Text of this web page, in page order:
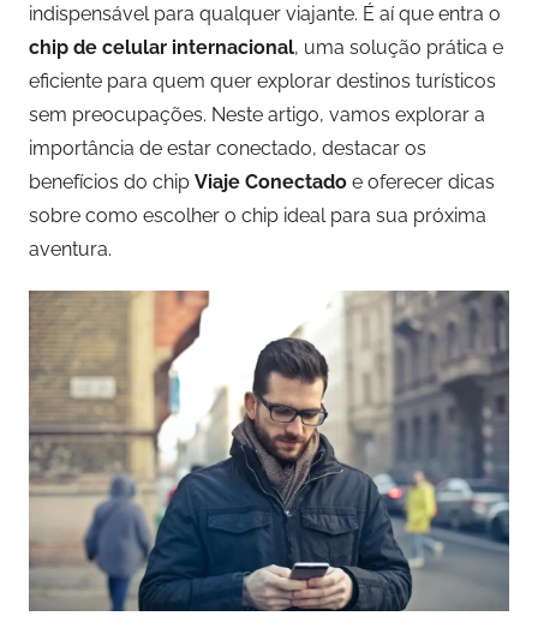
indispensável para qualquer viajante. É aí que entra o
chip de celular internacional, uma solução prática e
eficiente para quem quer explorar destinos turísticos
sem preocupações. Neste artigo, vamos explorar a
importância de estar conectado, destacar os
benefícios do chip Viaje Conectado e oferecer dicas
sobre como escolher o chip ideal para sua próxima
aventura.